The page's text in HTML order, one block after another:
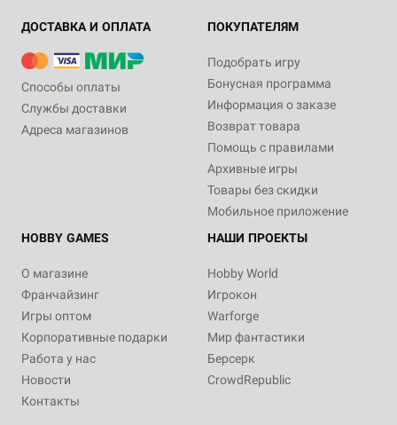
ДОСТАВКА И ОПЛАТА
Способы оплаты
Службы доставки
Адреса магазинов
ПОКУПАТЕЛЯМ
Подобрать игру
Бонусная программа
Информация о заказе
Возврат товара
Помощь с правилами
Архивные игры
Товары без скидки
Мобильное приложение
HOBBY GAMES
О магазине
Франчайзинг
Игры оптом
Корпоративные подарки
Работа у нас
Новости
Контакты
НАШИ ПРОЕКТЫ
Hobby World
Игрокон
Warforge
Мир фантастики
Берсерк
CrowdRepublic